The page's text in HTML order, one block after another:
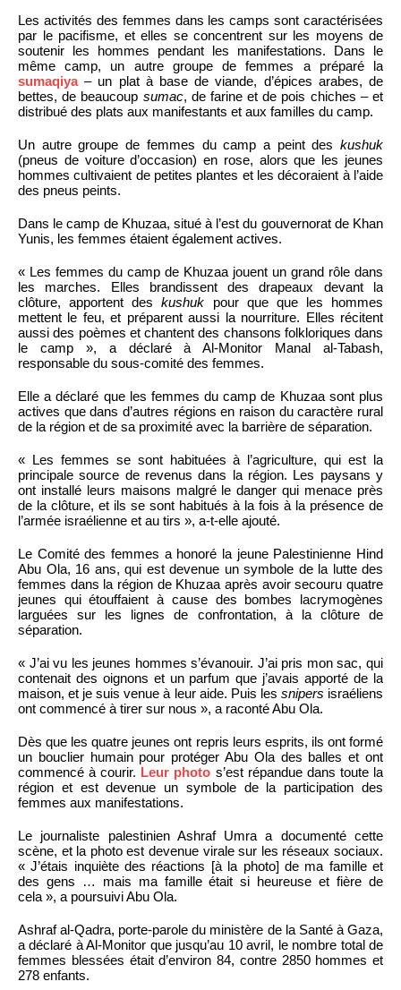
Les activités des femmes dans les camps sont caractérisées
par le pacifisme, et elles se concentrent sur les moyens de
soutenir les hommes pendant les manifestations. Dans le
même camp, un autre groupe de femmes a préparé la
sumaqiya– un plat à base de viande, d’épices arabes, de
bettes, de beaucoup sumac, de farine et de pois chiches – et
distribué des plats aux manifestants et aux familles du camp.
Un autre groupe de femmes du camp a peint des kushuk
(pneus de voiture d’occasion) en rose, alors que les jeunes
hommes cultivaient de petites plantes et les décoraient à l’aide
des pneus peints.
Dans le camp de Khuzaa, situé à l’est du gouvernorat de Khan
Yunis, les femmes étaient également actives.
« Les femmes du camp de Khuzaa jouent un grand rôle dans
les marches. Elles brandissent des drapeaux devant la
clôture, apportent deskushuk pour que que les hommes
mettent le feu, et préparent aussi la nourriture. Elles récitent
aussi des poèmes et chantent des chansons folkloriques dans
le camp », a déclaré à Al-Monitor Manal al-Tabash,
responsable du sous-comité des femmes.
Elle a déclaré que les femmes du camp de Khuzaa sont plus
actives que dans d’autres régions en raison du caractère rural
de la région et de sa proximité avec la barrière de séparation.
« Les femmes se sont habituées à l’agriculture, qui est la
principale source de revenus dans la région. Les paysans y
ont installé leurs maisons malgré le danger qui menace près
de la clôture, et ils se sont habitués à la fois à la présence de
l’armée israélienne et au tirs », a-t-elle ajouté.
Le Comité des femmes a honoré la jeune Palestinienne Hind
Abu Ola, 16 ans, qui est devenue un symbole de la lutte des
femmes dans la région de Khuzaa après avoir secouru quatre
jeunes qui étouffaient à cause des bombes lacrymogènes
larguées sur les lignes de confrontation, à la clôture de
séparation.
« J’ai vu les jeunes hommes s’évanouir. J’ai pris mon sac, qui
contenait des oignons et un parfum que j’avais apporté de la
maison, et je suis venue à leur aide. Puis les snipers israéliens
ont commencé à tirer sur nous », a raconté Abu Ola.
Dès que les quatre jeunes ont repris leurs esprits, ils ont formé
un bouclier humain pour protéger Abu Ola des balles et ont
commencé à courir. Leur photo s’est répandue dans toute la
région et est devenue un symbole de la participation des
femmes aux manifestations.
Le journaliste palestinien Ashraf Umra a documenté cette
scène, et la photo est devenue virale sur les réseaux sociaux.
« J’étais inquiète des réactions [à la photo] de ma famille et
des gens … mais ma famille était si heureuse et fière de
cela », a poursuivi Abu Ola.
Ashraf al-Qadra, porte-parole du ministère de la Santé à Gaza,
a déclaré à Al-Monitor que jusqu’au 10 avril, le nombre total de
femmes blessées était d’environ 84, contre 2850 hommes et
278 enfants.